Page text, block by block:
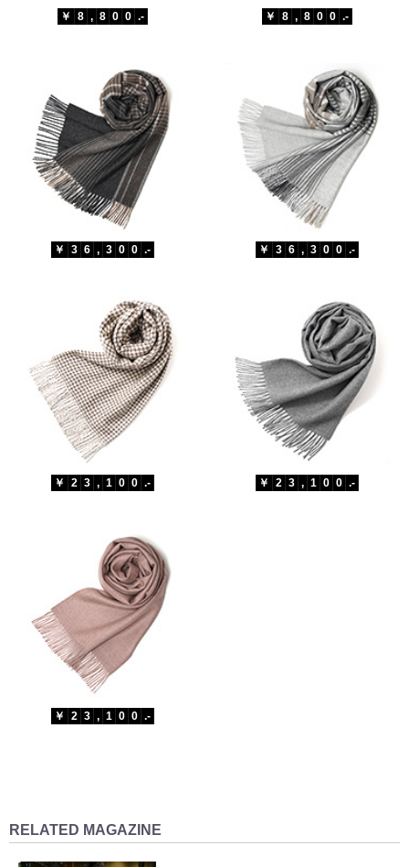
￥ 8 , 8 0 0 .- ￥ 8 , 8 0 0 .-
￥ 3 6 , 3 0 0 .- ￥ 3 6 , 3 0 0 .-
￥ 2 3 , 1 0 0 .- ￥ 2 3 , 1 0 0 .-
￥ 2 3 , 1 0 0 .-
RELATED MAGAZINE